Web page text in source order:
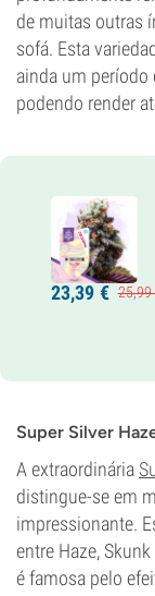
de muitas outras
sofá. Esta
ainda um período
podendo render
Pais
8-9
26%
0-1%
Tipo de
Período
23,39 € 25,99
Super Silver
A extraordinária
distingue-se em
impressionante.
entre Haze,
é famosa pelo